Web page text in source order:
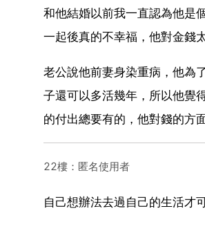
和他結婚以前我一直認為他是
一起後真的不幸福，他對金錢
老公說他前妻身染重病，他為
子還可以多活幾年，所以他覺
的付出總要有的，他對錢的方
22樓：匿名使用者
自己想辦法去過自己的生活才